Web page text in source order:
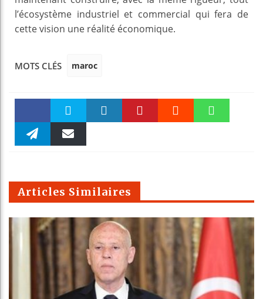
l’écosystème industriel et commercial qui fera de
cette vision une réalité économique.
MOTS CLÉS maroc
Faceboo Twitter
m
Articles Similaires